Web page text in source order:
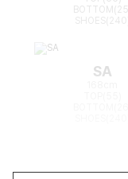
BOTTOM(25)
SA